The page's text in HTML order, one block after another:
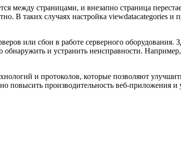
между страницами, и внезапно страница
В таких случаях настройка viewdatacategories и
или сбои в работе серверного оборудования.
и устранить неисправности.
и протоколов, которые позволяют
повысить производительность веб-приложения